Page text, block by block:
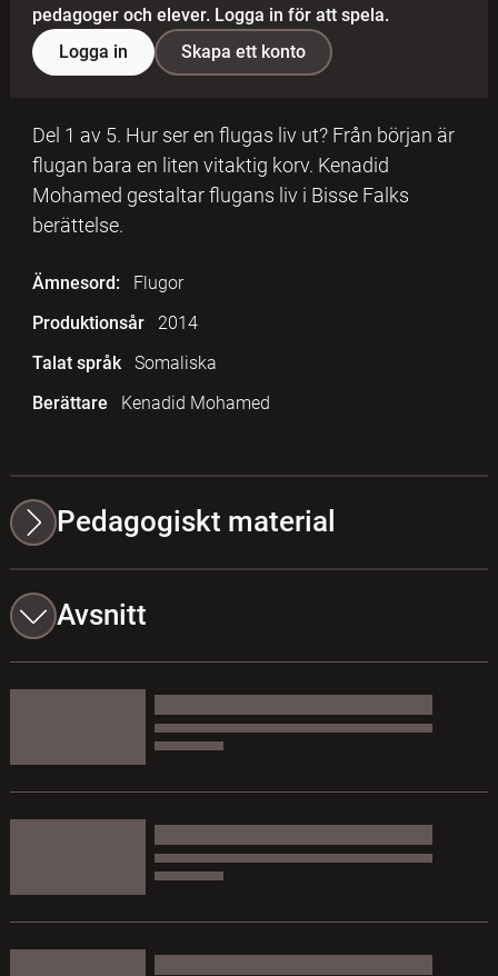
pedagoger och elever. Logga in för att spela.
Logga in
Skapa ett konto
Del 1 av 5. Hur ser en flugas liv ut? Från början är
flugan bara en liten vitaktig korv. Kenadid
Mohamed gestaltar flugans liv i Bisse Falks
berättelse.
Ämnesord:
Flugor
Produktionsår
2014
Talat språk
Somaliska
Berättare
Kenadid Mohamed
Pedagogiskt material
Avsnitt